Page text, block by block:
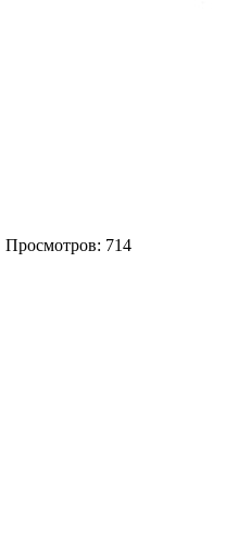
Просмотров: 714